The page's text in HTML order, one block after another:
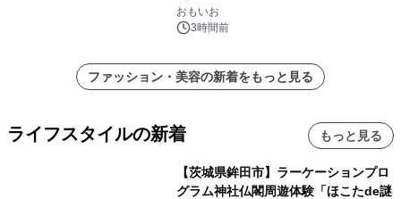
おもいお
3時間前
ファッション・美容の新着をもっと見る
ライフスタイルの新着 もっと見る
【茨城県鉾田市】ラーケーションプロ
グラム神社仏閣周遊体験「ほこたde謎